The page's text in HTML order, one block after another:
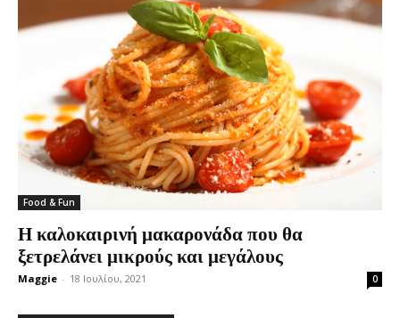
Food & Fun
Η καλοκαιρινή μακαρονάδα που θα
ξετρελάνει μικρούς και μεγάλους
Maggie - 18 Ιουλίου, 2021 0